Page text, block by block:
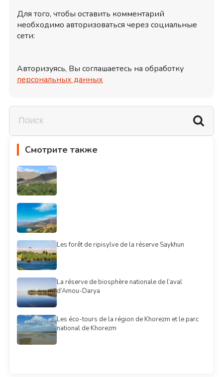
Для того, чтобы оставить комментарий
необходимо авторизоваться через социальные
сети:
Авторизуясь, Вы соглашаетесь на обработку
персональных данных
Смотрите также
Les forêt de ripisylve de la réserve Saykhun
La réserve de biosphère nationale de l’aval
d’Amou-Darya
Les éco-tours de la région de Khorezm et le parc
national de Khorezm